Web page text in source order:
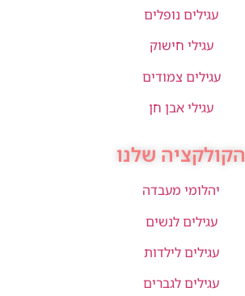
עגילים נופלים
עגילי חישוק
עגילים צמודים
עגילי אבן חן
הקולקציה שלנו
יהלומי מעבדה
עגילים לנשים
עגילים לילדות
עגילים לגברים